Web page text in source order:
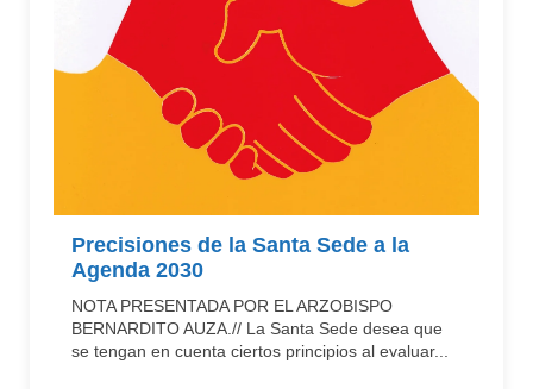
Precisiones de la Santa Sede a la
Agenda 2030
NOTA PRESENTADA POR EL ARZOBISPO
BERNARDITO AUZA.// La Santa Sede desea que
se tengan en cuenta ciertos principios al evaluar...